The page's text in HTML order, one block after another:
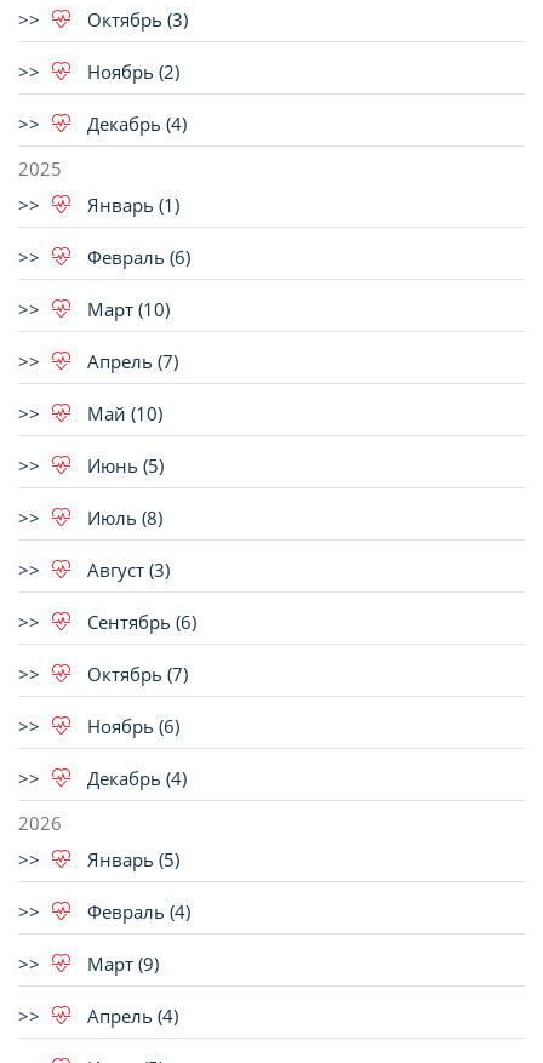
Октябрь (3)
Ноябрь (2)
Декабрь (4)
2025
Январь (1)
Февраль (6)
Март (10)
Апрель (7)
Май (10)
Июнь (5)
Июль (8)
Август (3)
Сентябрь (6)
Октябрь (7)
Ноябрь (6)
Декабрь (4)
2026
Январь (5)
Февраль (4)
Март (9)
Апрель (4)